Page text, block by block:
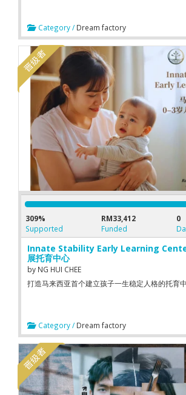
Category / Dream factory
309%
Supported
RM33,412
Funded
0
Innate Stability Early Learning
展托育中心
by NG HUI CHEE
打造马来西亚首个 建立孩子一生稳定人格的托育
Category / Dream factory